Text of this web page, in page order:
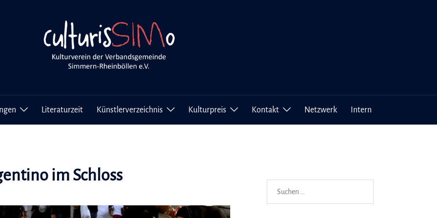
Literaturzeit Künstlerverzeichnis Kulturpreis Kontakt Netzwerk Intern
im Schloss